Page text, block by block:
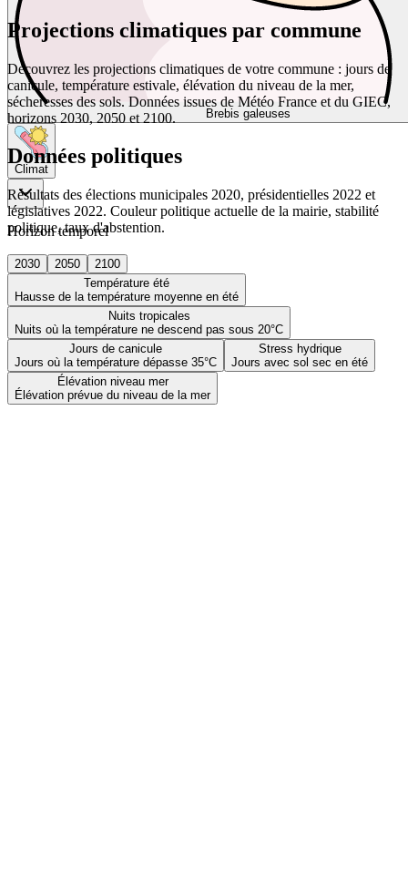
Brebis galeuses
Climat
Horizon temporel
2030 2050
2100
Température été
Hausse de la température moyenne en été
Nuits tropicales
Nuits où la température ne descend pas sous 20°C
Jours de canicule
Jours où la température dépasse 35°C
Stress hydrique
Jours avec sol sec en été
Élévation niveau mer
Élévation prévue du niveau de la mer
Projections climatiques par commune
Découvrez les projections climatiques de votre commune : jours de
canicule, température estivale, élévation du niveau de la mer,
sécheresses des sols. Données issues de Météo France et du GIEC,
horizons 2030, 2050 et 2100.
Données politiques
Résultats des élections municipales 2020, présidentielles 2022 et
législatives 2022. Couleur politique actuelle de la mairie, stabilité
politique, taux d'abstention.